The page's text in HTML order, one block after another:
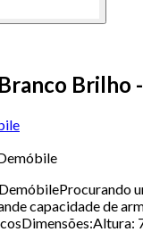
Brilho
capacidade de